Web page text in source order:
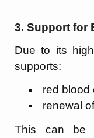
3.Support for
Due to its
supports:
red blood
renewal
This can be